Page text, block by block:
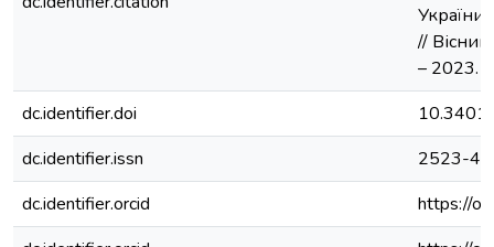
України
// Вісник
– 2023.
dc.identifier.doi
dc.identifier.issn
2523-
dc.identifier.orcid
https://